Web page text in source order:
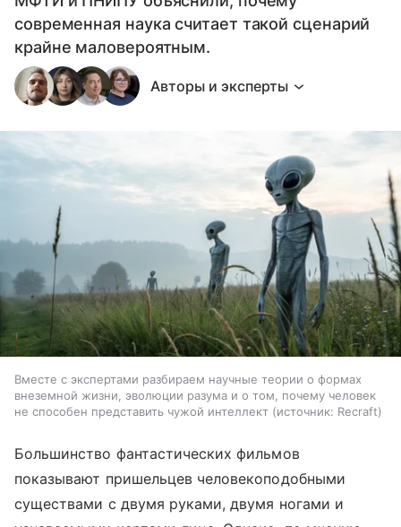
современная наука считает такой сценарий
крайне маловероятным.
Авторы и эксперты
Вместе с экспертами разбираем научные теории о формах
внеземной жизни, эволюции разума и о том, почему человек
не способен представить чужой интеллект
источник: Recraft
Большинство фантастических фильмов
показывают пришельцев человекоподобными
существами с двумя руками, двумя ногами и